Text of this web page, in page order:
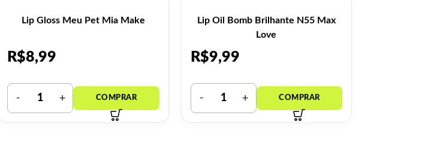
Lip Gloss Meu Pet Mia Make
R$8,99
Lip Oil Bomb Brilhante N55 Max
Love
R$9,99